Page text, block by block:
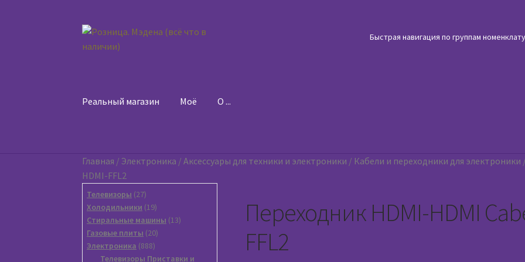
Перейти
к
Перейти
к
Быстрая навигация по группам
Реальный магазин Моё O ...
Главная /Электроника /Аксессуары для техники и электроники / Кабели и переходники для электроники
HDMI-FFL2
Переходник HDMI-HDMI
FFL2
Телевизоры 2727
товаров
Холодильники 1919
товаров
Стиральные машины 1313
Газовые плиты 2020
Электроника 888888
товаров
Телевизоры Приставки и